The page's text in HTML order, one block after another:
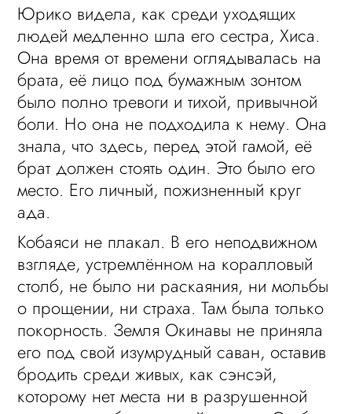
Юрико видела, как среди уходящих
людей медленно шла его сестра, Хиса.
Она время от времени оглядывалась на
брата, её лицо под бумажным зонтом
было полно тревоги и тихой, привычной
боли. Но она не подходила к нему. Она
знала, что здесь, перед этой гамой, её
брат должен стоять один. Это было его
место. Его личный, пожизненный круг
ада.
Кобаяси не плакал. В его неподвижном
взгляде, устремлённом на коралловый
столб, не было ни раскаяния, ни мольбы
о прощении, ни страха. Там была только
покорность. Земля Окинавы не приняла
его под свой изумрудный саван, оставив
бродить среди живых, как сэнсэй,
которому нет места ни в разрушенной